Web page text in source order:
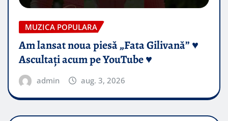
MUZICA POPULARA
Am lansat noua piesă „Fata Gilivană” ♥️
Ascultați acum pe YouTube ♥️
admin aug. 3, 2026